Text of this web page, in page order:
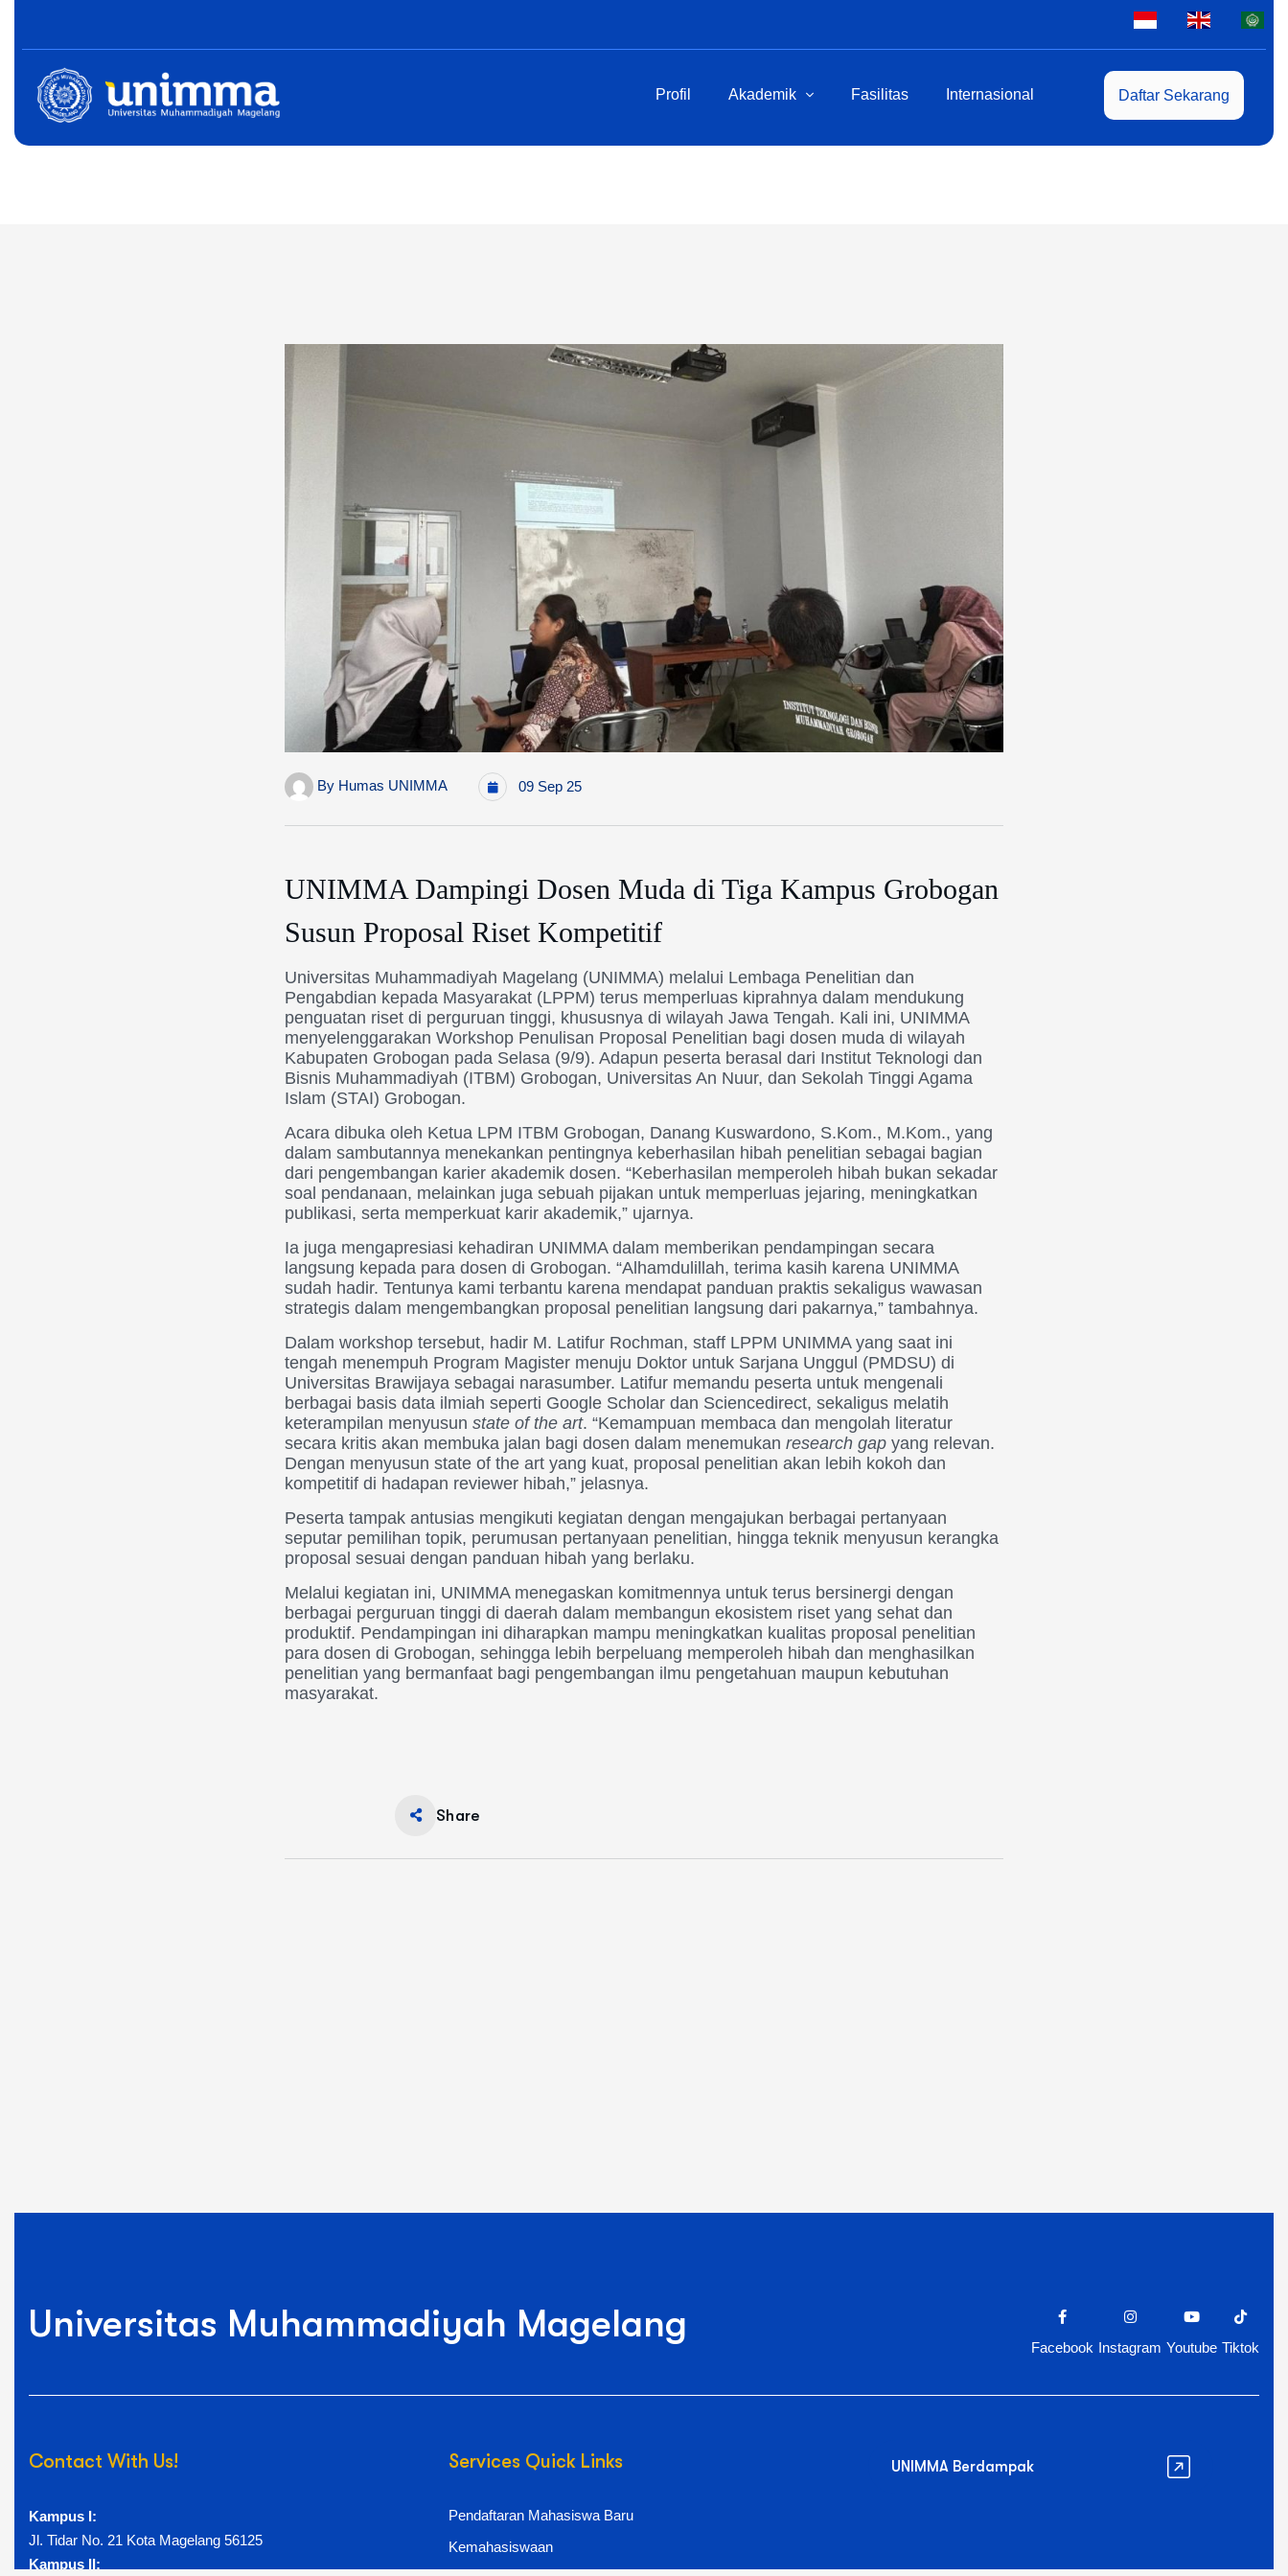
Profil Akademik Fasilitas Internasional Daftar Sekarang
By Humas UNIMMA 09 Sep 25
UNIMMA Dampingi Dosen Muda di Tiga Kampus Grobogan
Susun Proposal Riset Kompetitif
Universitas Muhammadiyah Magelang (UNIMMA) melalui Lembaga Penelitian dan
Pengabdian kepada Masyarakat (LPPM) terus memperluas kiprahnya dalam mendukung
penguatan riset di perguruan tinggi, khususnya di wilayah Jawa Tengah. Kali ini, UNIMMA
menyelenggarakan Workshop Penulisan Proposal Penelitian bagi dosen muda di wilayah
Kabupaten Grobogan pada Selasa (9/9). Adapun peserta berasal dari Institut Teknologi dan
Bisnis Muhammadiyah (ITBM) Grobogan, Universitas An Nuur, dan Sekolah Tinggi Agama
Islam (STAI) Grobogan.
Acara dibuka oleh Ketua LPM ITBM Grobogan, Danang Kuswardono, S.Kom., M.Kom., yang
dalam sambutannya menekankan pentingnya keberhasilan hibah penelitian sebagai bagian
dari pengembangan karier akademik dosen. “Keberhasilan memperoleh hibah bukan sekadar
soal pendanaan, melainkan juga sebuah pijakan untuk memperluas jejaring, meningkatkan
publikasi, serta memperkuat karir akademik,” ujarnya.
Ia juga mengapresiasi kehadiran UNIMMA dalam memberikan pendampingan secara
langsung kepada para dosen di Grobogan. “Alhamdulillah, terima kasih karena UNIMMA
sudah hadir. Tentunya kami terbantu karena mendapat panduan praktis sekaligus wawasan
strategis dalam mengembangkan proposal penelitian langsung dari pakarnya,” tambahnya.
Dalam workshop tersebut, hadir M. Latifur Rochman, staff LPPM UNIMMA yang saat ini
tengah menempuh Program Magister menuju Doktor untuk Sarjana Unggul (PMDSU) di
Universitas Brawijaya sebagai narasumber. Latifur memandu peserta untuk mengenali
berbagai basis data ilmiah seperti Google Scholar dan Sciencedirect, sekaligus melatih
keterampilan menyusun state of the art. “Kemampuan membaca dan mengolah literatur
secara kritis akan membuka jalan bagi dosen dalam menemukan research gap yang relevan.
Dengan menyusun state of the art yang kuat, proposal penelitian akan lebih kokoh dan
kompetitif di hadapan reviewer hibah,” jelasnya.
Peserta tampak antusias mengikuti kegiatan dengan mengajukan berbagai pertanyaan
seputar pemilihan topik, perumusan pertanyaan penelitian, hingga teknik menyusun kerangka
proposal sesuai dengan panduan hibah yang berlaku.
Melalui kegiatan ini, UNIMMA menegaskan komitmennya untuk terus bersinergi dengan
berbagai perguruan tinggi di daerah dalam membangun ekosistem riset yang sehat dan
produktif. Pendampingan ini diharapkan mampu meningkatkan kualitas proposal penelitian
para dosen di Grobogan, sehingga lebih berpeluang memperoleh hibah dan menghasilkan
penelitian yang bermanfaat bagi pengembangan ilmu pengetahuan maupun kebutuhan
masyarakat.
Share
Universitas Muhammadiyah Magelang
Facebook Instagram Youtube Tiktok
Contact With Us!
Kampus I:
Jl. Tidar No. 21 Kota Magelang 56125
Kampus II:
Services Quick Links
Pendaftaran Mahasiswa Baru
Kemahasiswaan
UNIMMA Berdampak